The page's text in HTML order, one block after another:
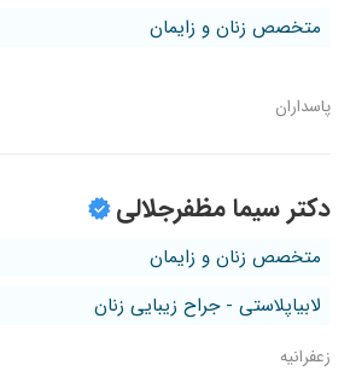
متخصص زنان و زایمان
پاسداران
دکتر سیما مظفرجلالی
متخصص زنان و زایمان
لابیاپلاستی - جراح زیبایی زنان
زعفرانیه